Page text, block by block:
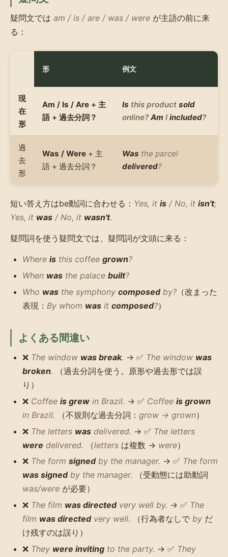
疑問文では am / is / are / was / were が主語の前に来
る：
形 例文
現
在
形
Am / Is / Are + 主
語 + 過去分詞？
Is this product sold
online? Am I included?
過
去
形
Was / Were + 主
語 + 過去分詞？
Was the parcel
delivered?
短い答え方はbe動詞に合わせる： Yes, it is / No, it isn't;
Yes, it was / No, it wasn't.
疑問詞を使う疑問文では、疑問詞が文頭に来る：
Where is this coffee grown?
When was the palace built?
Who was the symphony composedby? （改まった
表現： By whom was it composed?）
よくある間違い
❌ The window was break. → ✅ The window was
broken. （過去分詞を使う。原形や過去形では誤
り）
❌ Coffee is grew in Brazil. → ✅ Coffee is grown
in Brazil. （不規則な過去分詞： grow → grown）
❌ The letters was delivered. → ✅ The letters
were delivered. （letters は複数 → were）
❌ The form signedby the manager. → ✅ The form
was signedby the manager. （受動態には助動詞
was/were が必要）
❌ The film was directedvery well by. → ✅ The
film was directedvery well. （行為者なしで by だ
け残すのは誤り）
❌ They were inviting to the party. → ✅ They